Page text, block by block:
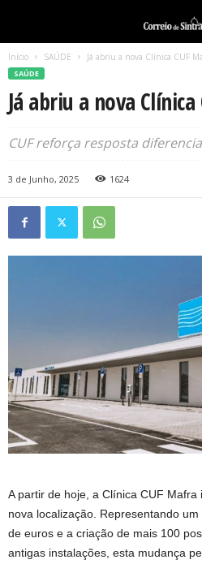
Início SAÚDE Já abriu a nova Clínica CUF
SAÚDE
Já abriu a nova
CUF reforça resposta
3 de Junho, 2025 1624
A partir de hoje, a Clínica CUF
nova localização. Representando
de euros e a criação de mais 100
antigas instalações, esta mudança